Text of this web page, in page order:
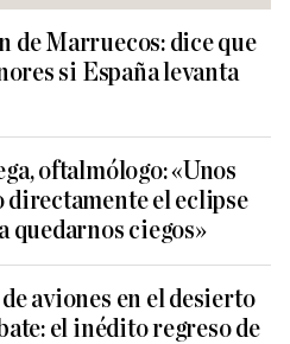
de Marruecos: dice que
si España levanta
oftalmólogo: «Unos
directamente el eclipse
quedarnos ciegos»
aviones en el desierto
el inédito regreso de